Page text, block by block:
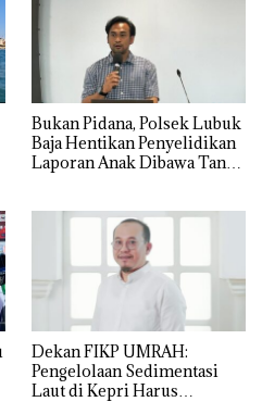
Bukan Pidana, Polsek Lubuk
Baja Hentikan Penyelidikan
Laporan Anak Dibawa Tanpa
Dekan FIKP UMRAH:
Pengelolaan Sedimentasi
Laut di Kepri Harus